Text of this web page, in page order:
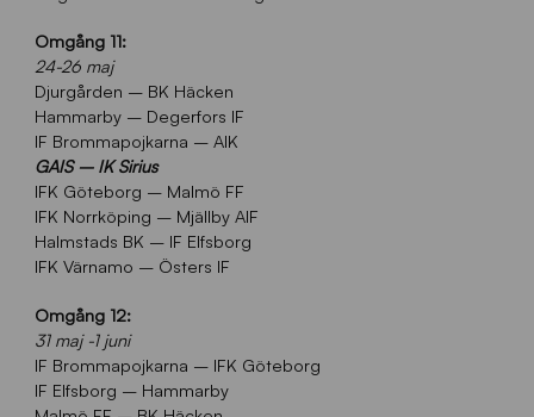
Omgång 11:
24-26 maj
Djurgården – BK Häcken
Hammarby – Degerfors IF
IF Brommapojkarna – AIK
GAIS – IK Sirius
IFK Göteborg – Malmö FF
IFK Norrköping – Mjällby AIF
Halmstads BK – IF Elfsborg
IFK Värnamo – Östers IF
Omgång 12:
31 maj -1 juni
IF Brommapojkarna – IFK Göteborg
IF Elfsborg – Hammarby